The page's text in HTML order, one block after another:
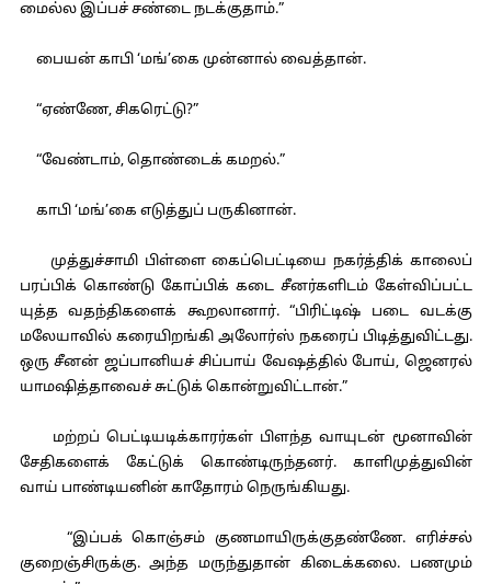
மைல்ல இப்பச் சண்டை நடக்குதாம்.”
பையன் காபி ‘மங்’கை முன்னால் வைத்தான்.
“ஏண்ணே, சிகரெட்டு?”
“வேண்டாம், தொண்டைக் கமறல்.”
காபி ‘மங்’கை எடுத்துப் பருகினான்.
முத்துச்சாமி பிள்ளை கைப்பெட்டியை நகர்த்திக் காலைப்
பரப்பிக் கொண்டு கோப்பிக் கடை சீனர்களிடம் கேள்விப்பட்ட
யுத்த வதந்திகளைக் கூறலானார். “பிரிட்டிஷ் படை வடக்கு
மலேயாவில் கரையிறங்கி அலோர்ஸ் நகரைப் பிடித்துவிட்டது.
ஒரு சீனன் ஜப்பானியச் சிப்பாய் வேஷத்தில் போய், ஜெனரல்
யாமஷித்தாவைச் சுட்டுக் கொன்றுவிட்டான்.”
மற்றப் பெட்டியடிக்காரர்கள் பிளந்த வாயுடன் மூனாவின்
சேதிகளைக் கேட்டுக் கொண்டிருந்தனர். காளிமுத்துவின்
வாய் பாண்டியனின் காதோரம் நெருங்கியது.
“இப்பக் கொஞ்சம் குணமாயிருக்குதண்ணே. எரிச்சல்
குறைஞ்சிருக்கு. அந்த மருந்துதான் கிடைக்கலை. பணமும்